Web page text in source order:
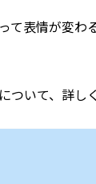
て表情が変
いて、詳し